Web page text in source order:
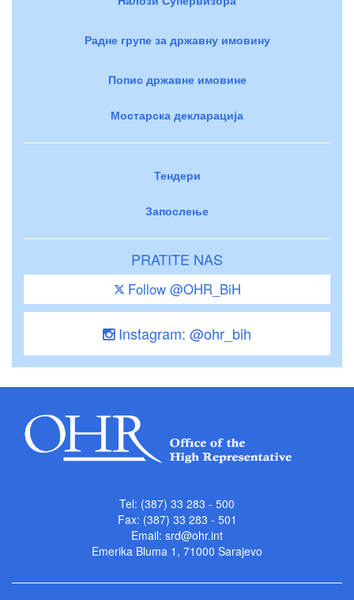
Радне групе за државну имовину
Попис државне имовине
Мостарска декларација
Тендери
Запослење
PRATITE NAS
Follow @OHR_BiH
Instagram: @ohr_bih
Tel: (387) 33 283 - 500
Fax: (387) 33 283 - 501
Email: srd@ohr.int
Emerika Bluma 1, 71000 Sarajevo